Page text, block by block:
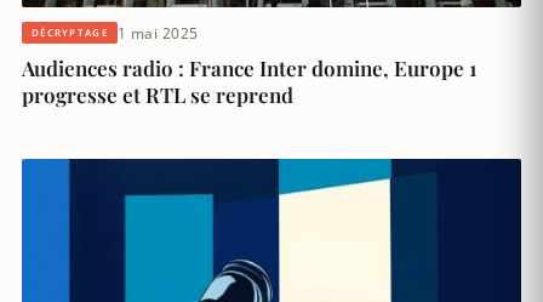
DÉCRYPTAGE 1 mai 2025
Audiences radio : France Inter domine, Europe 1
progresse et RTL se reprend